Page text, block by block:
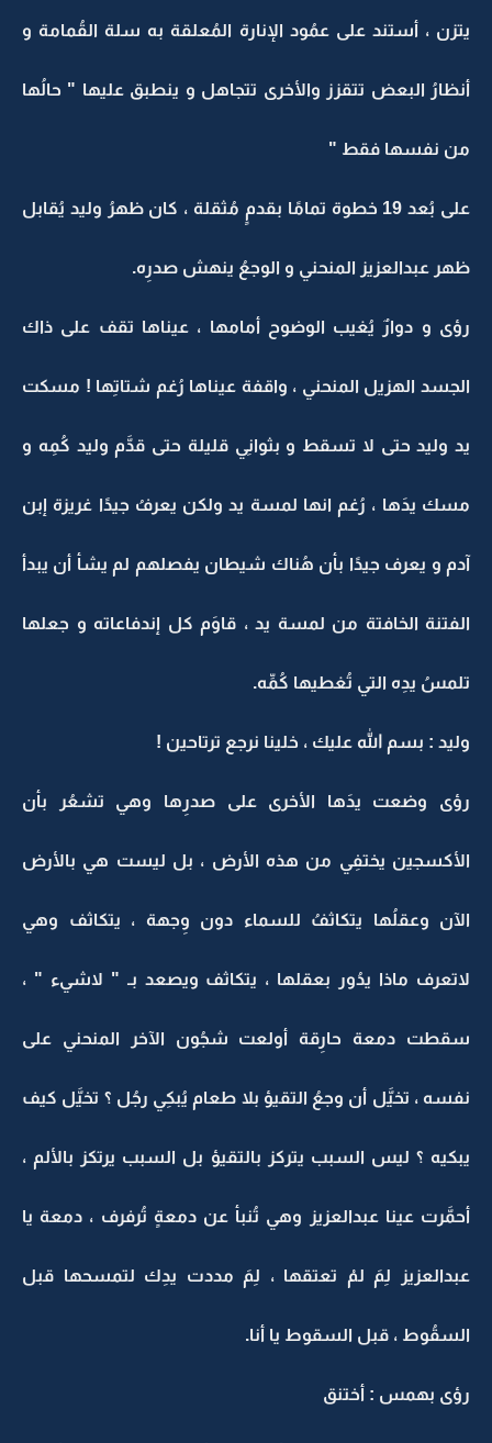
يتزن ، أستند على عمُود الإنارة المُعلقة به سلة القُمامة و
أنظارُ البعض تتقزز والأخرى تتجاهل و ينطبق عليها " حالُها
من نفسها فقط "
على بُعد 19 خطوة تمامًا بقدمٍ مُثقلة ، كان ظهرُ وليد يُقابل
ظهر عبدالعزيز المنحني و الوجعُ ينهش صدرِه.
رؤى و دوارٌ يُغيب الوضوح أمامها ، عيناها تقف على ذاك
الجسد الهزيل المنحني ، واقفة عيناها رُغم شتاتِها ! مسكت
يد وليد حتى لا تسقط و بثوانِي قليلة حتى قدَّم وليد كُمِه و
مسك يدَها ، رُغم انها لمسة يد ولكن يعرفُ جيدًا غريزة إبن
آدم و يعرف جيدًا بأن هُناك شيطان يفصلهم لم يشأ أن يبدأ
الفتنة الخافتة من لمسة يد ، قاوَم كل إندفاعاته و جعلها
تلمسُ يدِه التي تُغطيها كُمِّه.
وليد : بسم الله عليك ، خلينا نرجع ترتاحين !
رؤى وضعت يدَها الأخرى على صدرِها وهي تشعُر بأن
الأكسجين يختفِي من هذه الأرض ، بل ليست هي بالأرض
الآن وعقلُها يتكاثفُ للسماء دون وِجهة ، يتكاثف وهي
لاتعرف ماذا يدُور بعقلها ، يتكاثف ويصعد بـ " لاشيء " ،
سقطت دمعة حارِقة أولعت شجُون الآخر المنحني على
نفسه ، تخيَّل أن وجعُ التقيؤ بلا طعام يُبكِي رجُل ؟ تخيَّل كيف
يبكيه ؟ ليس السبب يتركز بالتقيؤ بل السبب يرتكز بالألم ،
أحمَّرت عينا عبدالعزيز وهي تُنبأ عن دمعةٍ تُرفرف ، دمعة يا
عبدالعزيز لِمَ لمْ تعتقها ، لِمَ مددت يدِك لتمسحها قبل
السقُوط ، قبل السقوط يا أنا.
رؤى بهمس : أختنق